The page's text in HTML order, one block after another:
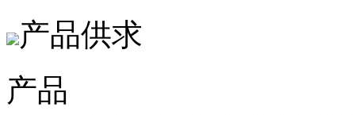
产品供求
产品